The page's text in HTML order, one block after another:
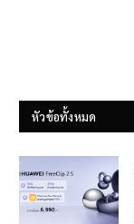
หัวข้อทั้งหมด